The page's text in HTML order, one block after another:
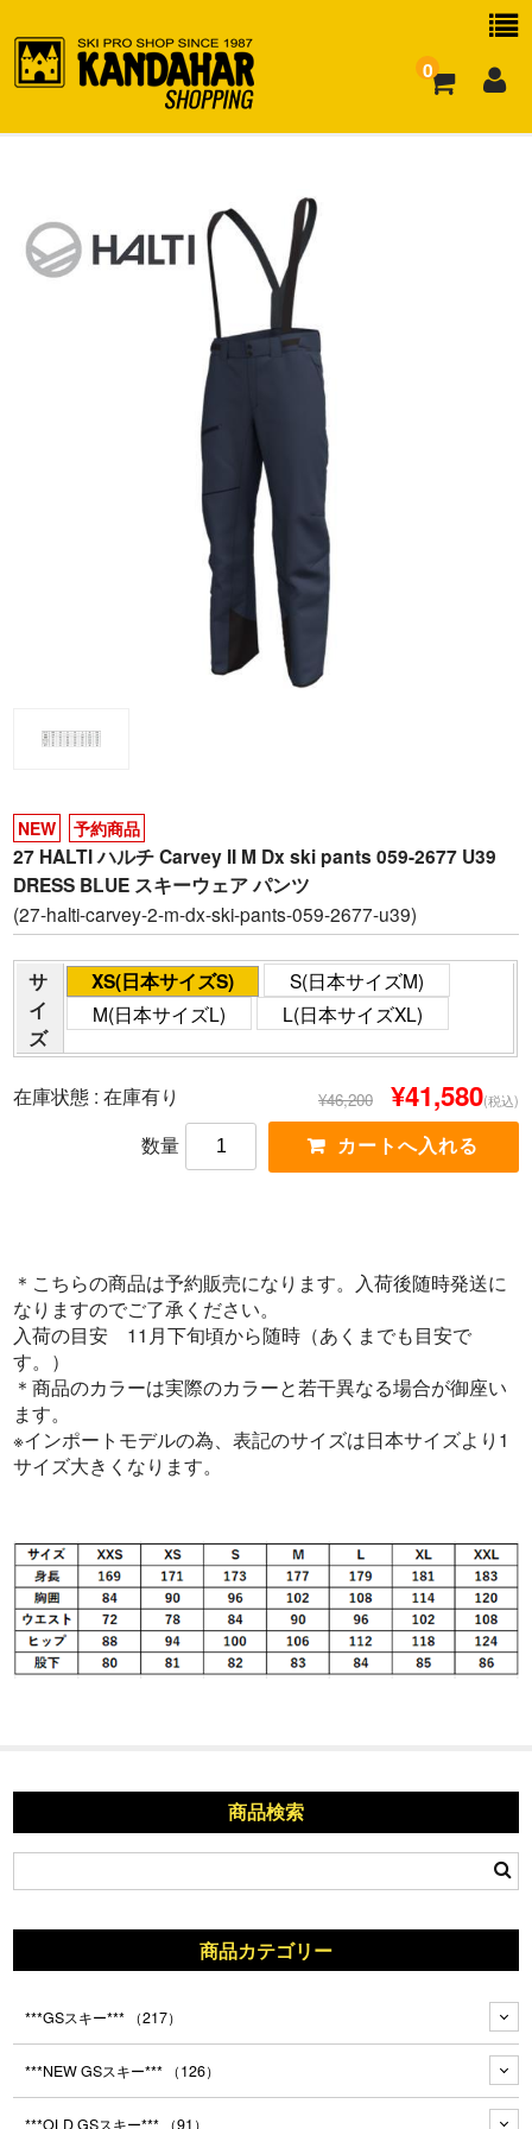
0
よくある質問
NEW 予約商品
27 HALTI ハルチ Carvey II M Dx ski pants 059-2677 U39
DRESS BLUE スキーウェア パンツ
(27-halti-carvey-2-m-dx-ski-pants-059-2677-u39)
サ
イ
ズ
XS(日本サイズS)
S(日本サイズM)
M(日本サイズL)
L(日本サイズXL)
在庫状態 :在庫有り ¥46,200 ¥41,580(税込)
数量
＊こちらの商品は予約販売になります。入荷後随時発送に
なりますのでご了承ください。
入荷の目安 11月下旬頃から随時（あくまでも目安で
す。）
＊商品のカラーは実際のカラーと若干異なる場合が御座い
ます。
※インポートモデルの為、表記のサイズは日本サイズより1
サイズ大きくなります。
商品検索
商品カテゴリー
***GSスキー*** （217）
***NEW GSスキー*** （126）
***OLD GSスキー*** （91）